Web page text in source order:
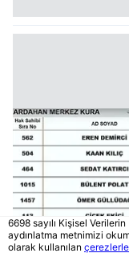
6698 sayılı Kişisel
aydınlatma metnimizi
olarak kullanılan çerezlerle